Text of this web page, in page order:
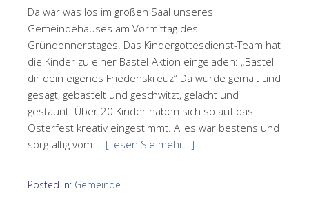
Da war was los im großen Saal unseres
Gemeindehauses am Vormittag des
Gründonnerstages. Das Kindergottesdienst-Team hat
die Kinder zu einer Bastel-Aktion eingeladen: „Bastel
dir dein eigenes Friedenskreuz“ Da wurde gemalt und
gesägt, gebastelt und geschwitzt, gelacht und
gestaunt. Über 20 Kinder haben sich so auf das
Osterfest kreativ eingestimmt. Alles war bestens und
sorgfältig vom … [Lesen Sie mehr…]
Posted in: Gemeinde